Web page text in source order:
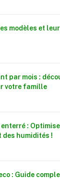
modèles et
par mois :
votre famille
:
des humidités !
: Guide